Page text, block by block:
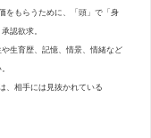
し方
ついて
もらうために、「頭」で「身
認欲求。
生育歴、記憶、情景、情緒など
、相手には見抜かれている